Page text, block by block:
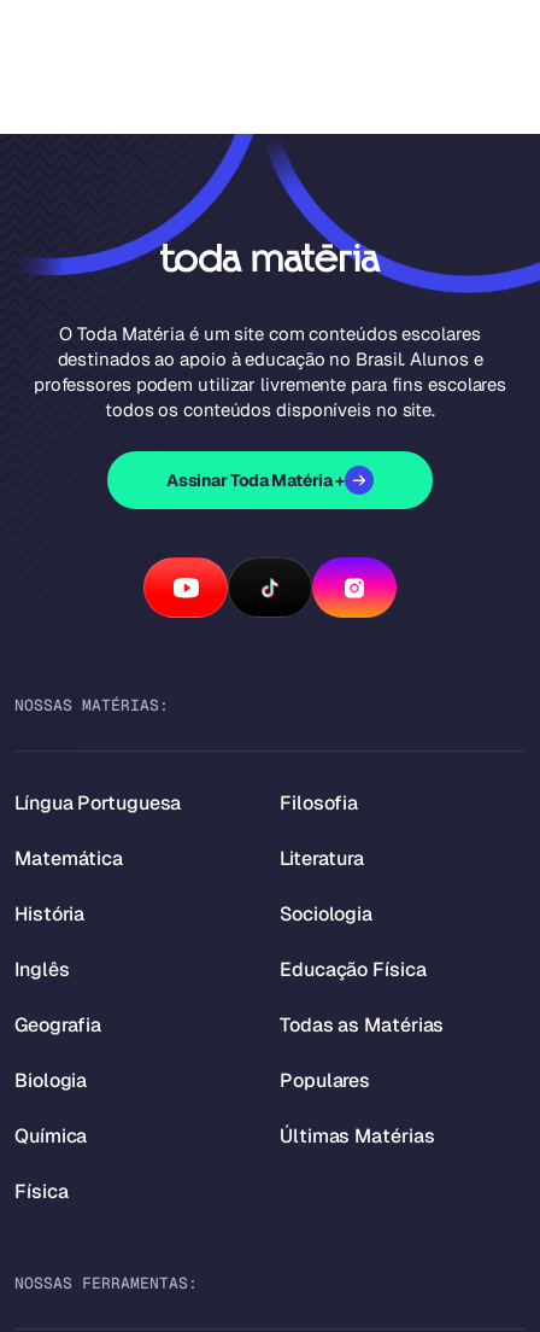
O Toda Matéria é um site com conteúdos escolares
destinados ao apoio à educação no Brasil. Alunos e
professores podem utilizar livremente para fins escolares
todos os conteúdos disponíveis no site.
Assinar Toda Matéria +
NOSSAS MATÉRIAS:
Língua Portuguesa
Matemática
História
Inglês
Geografia
Biologia
Química
Física
Filosofia
Literatura
Sociologia
Educação Física
Todas as Matérias
Populares
Últimas Matérias
NOSSAS FERRAMENTAS: